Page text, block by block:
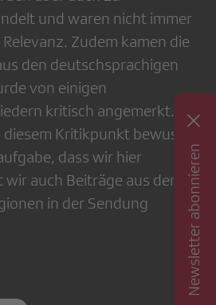
und waren nicht immer
Zudem kamen die
den deutschsprachigen
von einigen
kritisch angemerkt.
Kritikpunkt bewusst.
dass wir hier
auch Beiträge aus den
in der Sendung
Newsletter abonnieren